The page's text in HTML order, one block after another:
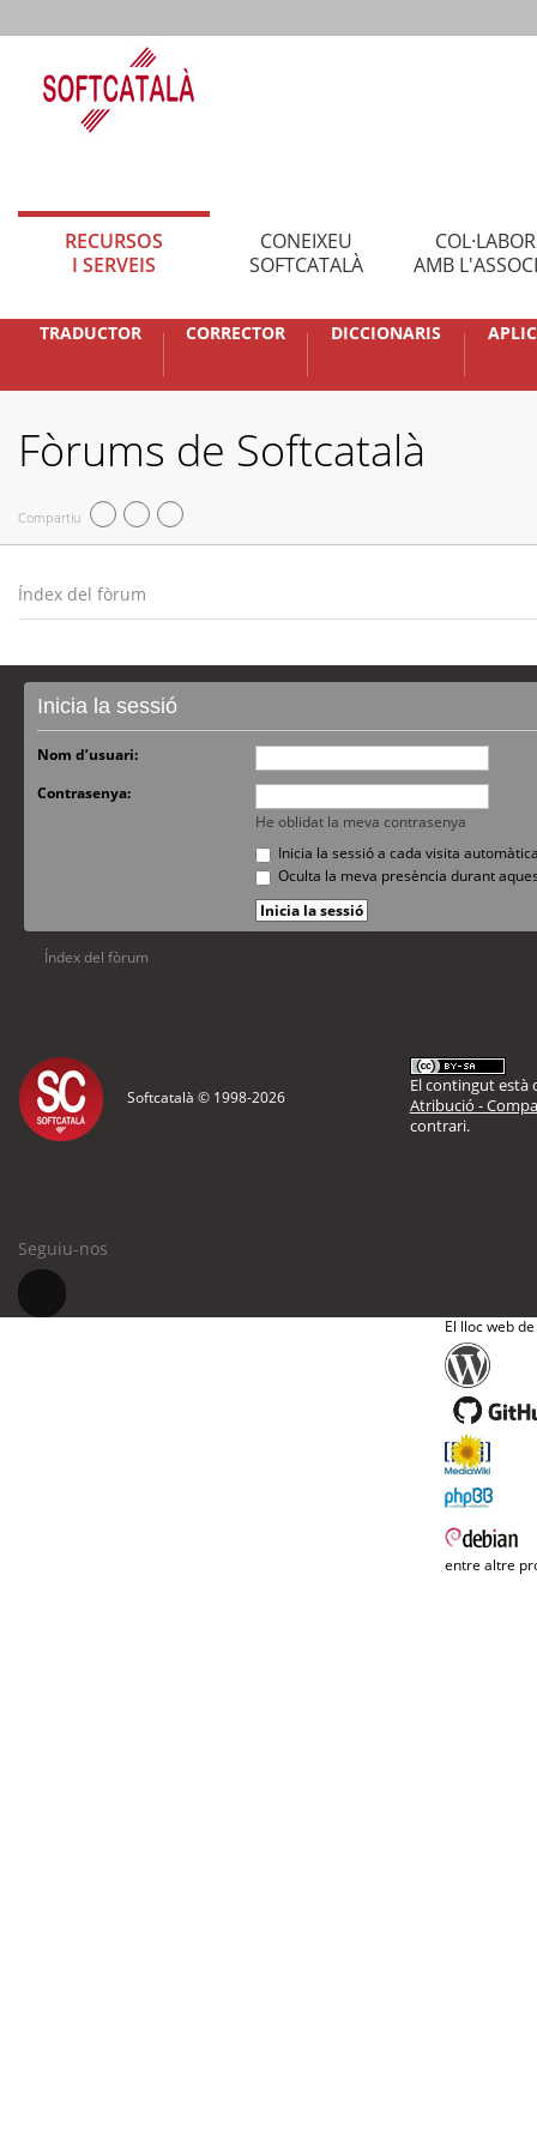
RECURSOS
I SERVEIS
CONEIXEU
SOFTCATALÀ
AMB
TRADUCTOR CORRECTOR DICCIONARIS
Fòrums de Softcatalà
Compartiu
Índex del fòrum
Inicia la sessió
Nom d’usuari:
Contrasenya:
He oblidat la meva contrasenya
Inicia la sessió a cada visita
Oculta la meva presència durant
Índex del fòrum
Softcatalà © 1998-2026
El contingut està
Atribució -
contrari.
Seguiu-nos
El lloc web
entre altre